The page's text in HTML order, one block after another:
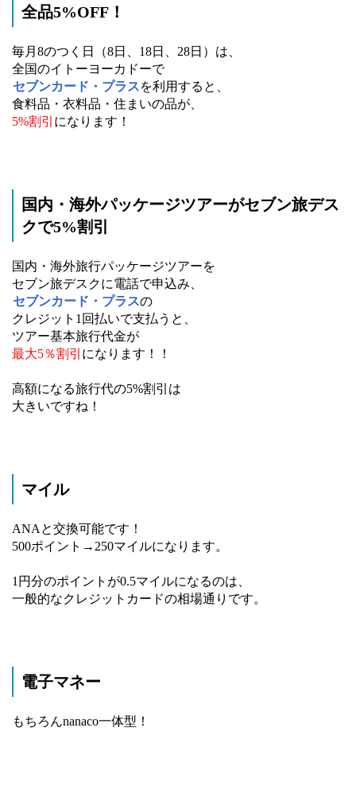
全品5%OFF！
毎月8のつく日（8日、18日、28日）は、
全国のイトーヨーカドーで
セブンカード・プラスを利用すると、
食料品・衣料品・住まいの品が、
5%割引 になります！
国内・海外パッケージツアーがセブン旅デス
クで5%割引
国内・海外旅行パッケージツアーを
セブン旅デスクに電話で申込み、
セブンカード・プラスの
クレジット1回払いで支払うと、
ツアー基本旅行代金が
最大5％割引 になります！！
高額になる旅行代の5%割引は
大きいですね！
マイル
ANAと交換可能です！
500ポイント→250マイルになります。
1円分のポイントが0.5マイルになるのは、
一般的なクレジットカードの相場通りです。
電子マネー
もちろんnanaco一体型！